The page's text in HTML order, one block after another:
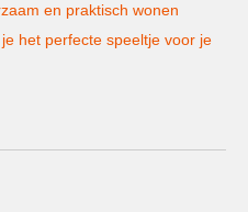
en praktisch wonen
het perfecte speeltje voor je